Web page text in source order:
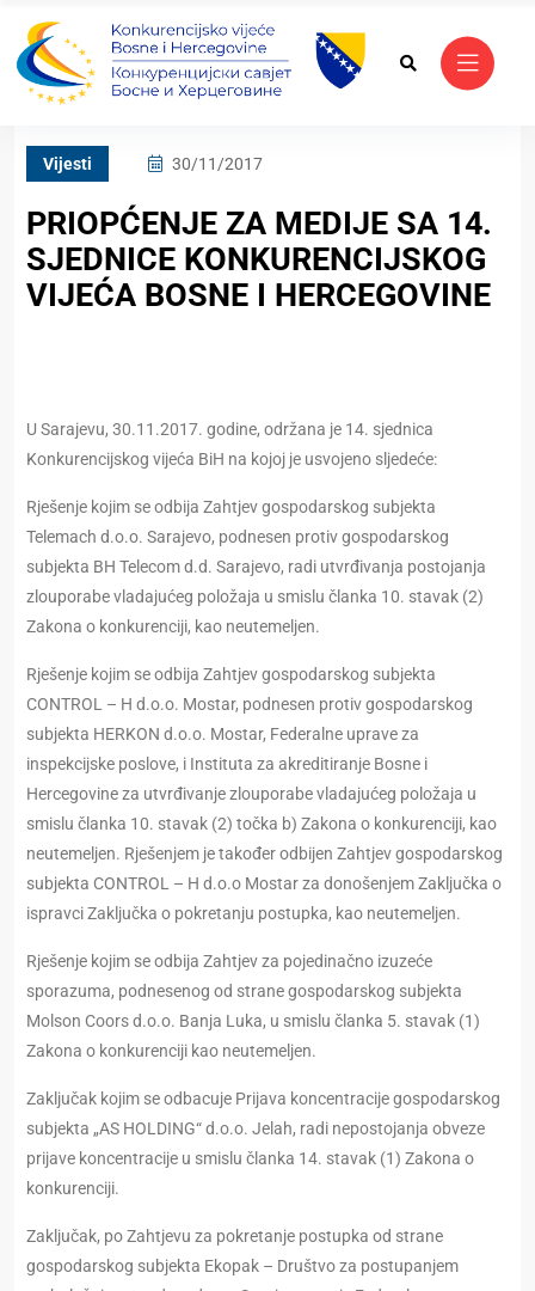
Vijesti 30/11/2017
PRIOPĆENJE ZA MEDIJE SA 14.
SJEDNICE KONKURENCIJSKOG
VIJEĆA BOSNE I HERCEGOVINE
U Sarajevu, 30.11.2017. godine, održana je 14. sjednica
Konkurencijskog vijeća BiH na kojoj je usvojeno sljedeće:
Rješenje kojim se odbija Zahtjev gospodarskog subjekta
Telemach d.o.o. Sarajevo, podnesen protiv gospodarskog
subjekta BH Telecom d.d. Sarajevo, radi utvrđivanja postojanja
zlouporabe vladajućeg položaja u smislu članka 10. stavak (2)
Zakona o konkurenciji, kao neutemeljen.
Rješenje kojim se odbija Zahtjev gospodarskog subjekta
CONTROL – H d.o.o. Mostar, podnesen protiv gospodarskog
subjekta HERKON d.o.o. Mostar, Federalne uprave za
inspekcijske poslove, i Instituta za akreditiranje Bosne i
Hercegovine za utvrđivanje zlouporabe vladajućeg položaja u
smislu članka 10. stavak (2) točka b) Zakona o konkurenciji, kao
neutemeljen. Rješenjem je također odbijen Zahtjev gospodarskog
subjekta CONTROL – H d.o.o Mostar za donošenjem Zaključka o
ispravci Zaključka o pokretanju postupka, kao neutemeljen.
Rješenje kojim se odbija Zahtjev za pojedinačno izuzeće
sporazuma, podnesenog od strane gospodarskog subjekta
Molson Coors d.o.o. Banja Luka, u smislu članka 5. stavak (1)
Zakona o konkurenciji kao neutemeljen.
Zaključak kojim se odbacuje Prijava koncentracije gospodarskog
subjekta „AS HOLDING“ d.o.o. Jelah, radi nepostojanja obveze
prijave koncentracije u smislu članka 14. stavak (1) Zakona o
konkurenciji.
Zaključak, po Zahtjevu za pokretanje postupka od strane
gospodarskog subjekta Ekopak – Društvo za postupanjem